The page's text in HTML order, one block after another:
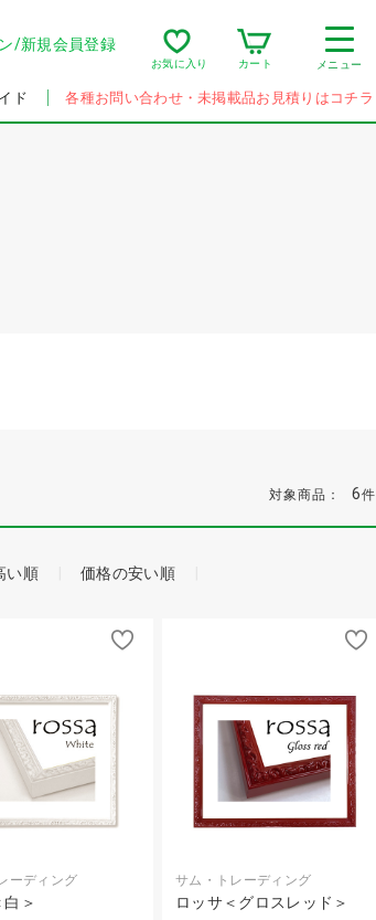
/新規会員登録
お気に入り カート メニュー
ド 各種お問い合わせ・未掲載品お見積りはコチラ
対象商品： 6件
い順 価格の安い順
ーディング
白＞
サム・トレーディング
ロッサ＜グロスレッド＞